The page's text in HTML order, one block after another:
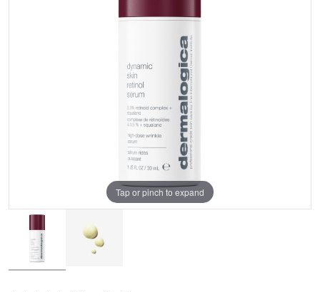
Tap or pinch to expand